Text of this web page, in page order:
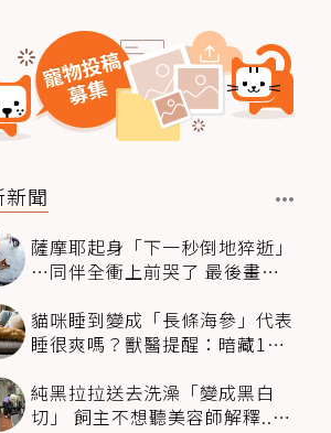
新聞
薩摩耶起身「下一秒倒地猝逝」
…同伴全衝上前哭了 最後畫面
貓咪睡到變成「長條海參」代表
睡很爽嗎？獸醫提醒：暗藏1種
純黑拉拉送去洗澡「變成黑白
切」 飼主不想聽美容師解釋..衝